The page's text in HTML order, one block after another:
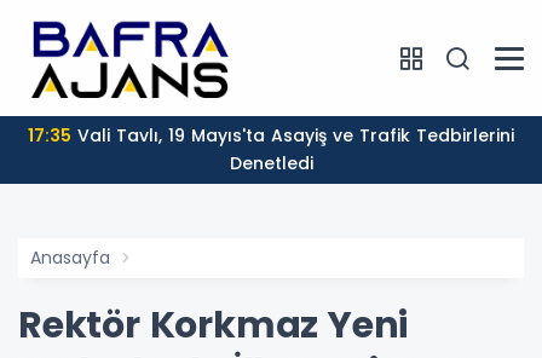
17:35
Denetledi
Anasayfa
Rektör Korkmaz Yeni